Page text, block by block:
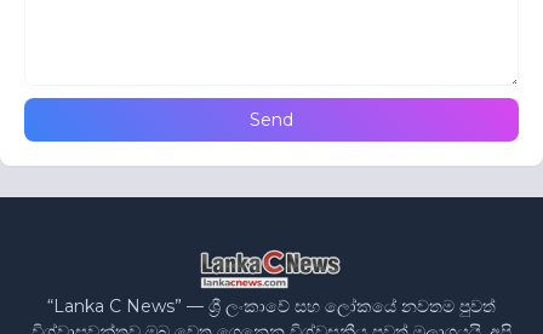
“Lanka C News” — ශ්‍රී ලංකාවේ සහ ලෝකයේ නවතම පුවත්